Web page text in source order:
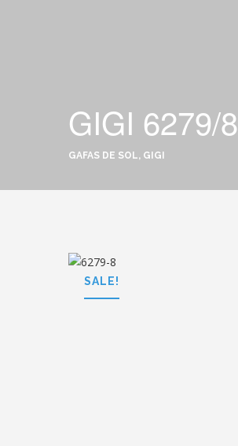
GIGI 6279/8
GAFAS DE SOL, GIGI
SALE!